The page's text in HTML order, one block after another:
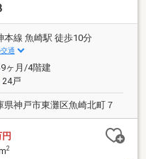
本線 魚崎駅 徒歩10分
通
ヶ月/4階建
24戸
県神戸市東灘区魚崎北町７
2